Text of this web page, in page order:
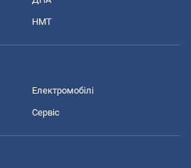
НМТ
Електромобілі
Сервіс